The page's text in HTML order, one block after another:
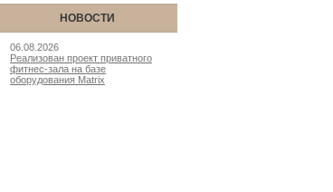
НОВОСТИ
06.08.2026
Реализован проект приватного
фитнес-зала на базе
оборудования Matrix